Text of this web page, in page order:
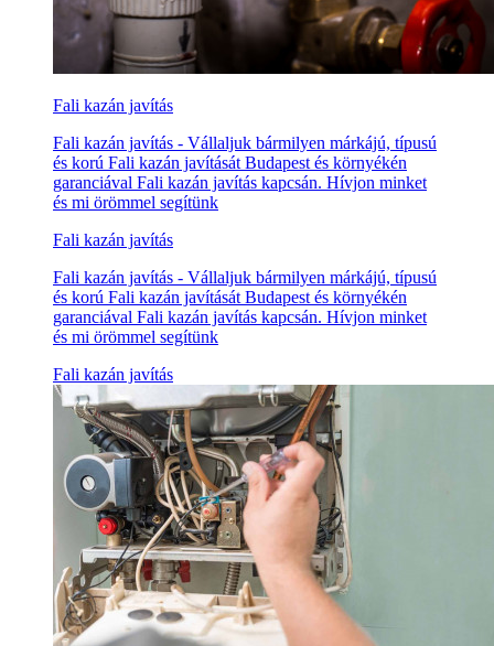
Fali kazán javítás
Fali kazán javítás - Vállaljuk bármilyen márkájú, típusú
és korú Fali kazán javítását Budapest és környékén
garanciával Fali kazán javítás kapcsán. Hívjon minket
és mi örömmel segítünk
Fali kazán javítás
Fali kazán javítás - Vállaljuk bármilyen márkájú, típusú
és korú Fali kazán javítását Budapest és környékén
garanciával Fali kazán javítás kapcsán. Hívjon minket
és mi örömmel segítünk
Fali kazán javítás